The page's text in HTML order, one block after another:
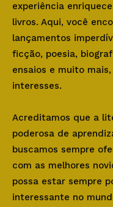
experiência
livros. Aqui, você
lançamentos
ficção, poesia,
ensaios e muito
interesses.
Acreditamos que a
poderosa de
buscamos sempre
com as melhores
possa estar sempre
interessante no